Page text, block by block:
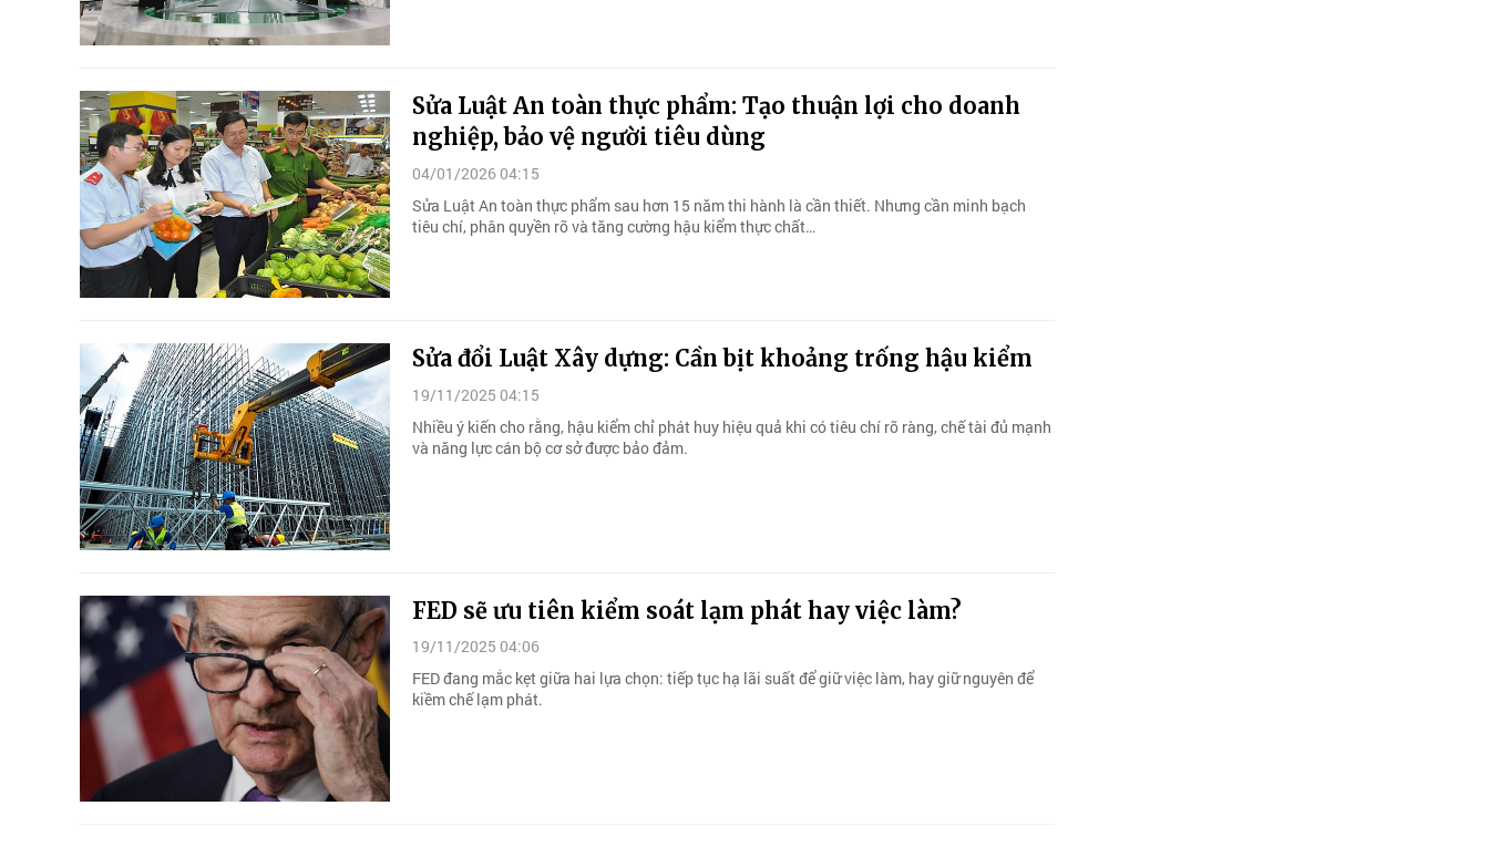
Sửa Luật An toàn thực phẩm: Tạo thuận lợi cho doanh
nghiệp, bảo vệ người tiêu dùng
04/01/2026 04:15
Sửa Luật An toàn thực phẩm sau hơn 15 năm thi hành là cần thiết. Nhưng cần minh bạch
tiêu chí, phân quyền rõ và tăng cường hậu kiểm thực chất…
Sửa đổi Luật Xây dựng: Cần bịt khoảng trống hậu kiểm
19/11/2025 04:15
Nhiều ý kiến cho rằng, hậu kiểm chỉ phát huy hiệu quả khi có tiêu chí rõ ràng, chế tài đủ mạnh
và năng lực cán bộ cơ sở được bảo đảm.
FED sẽ ưu tiên kiểm soát lạm phát hay việc làm?
19/11/2025 04:06
FED đang mắc kẹt giữa hai lựa chọn: tiếp tục hạ lãi suất để giữ việc làm, hay giữ nguyên để
kiềm chế lạm phát.